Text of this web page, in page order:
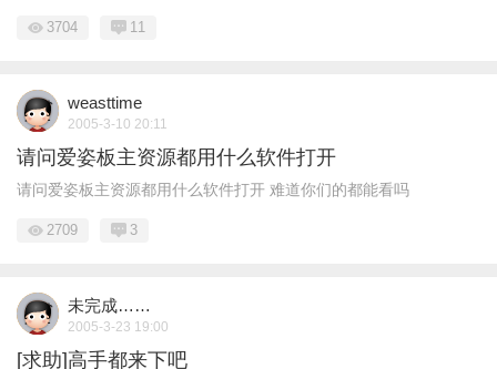
3704 11
weasttime
2005-3-10 20:11
请问爱姿板主资源都用什么软件打开
请问爱姿板主资源都用什么软件打开 难道你们的都能看吗
2709 3
未完成……
2005-3-23 19:00
[求助]高手都来下吧